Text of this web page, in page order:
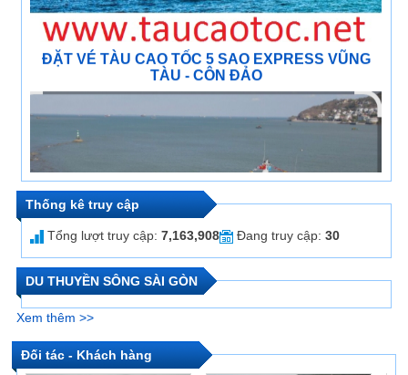
Vé tàu cao tốc tuyến Sài Gòn đi Côn Đảo và ngược
lại
Thống kê truy cập
Tổng lượt truy cập:7,163,908 Đang truy cập:30
DU THUYỀN SÔNG SÀI GÒN
Xem thêm >>
Đối tác - Khách hàng